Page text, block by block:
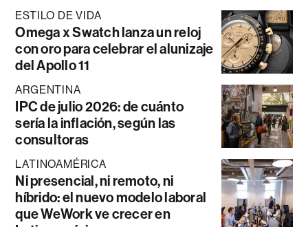
ESTILO DE VIDA
Omega x Swatch lanza un reloj
con oro para celebrar el alunizaje
del Apollo 11
ARGENTINA
IPC de julio 2026: de cuánto
sería la inflación, según las
consultoras
LATINOAMÉRICA
Ni presencial, ni remoto, ni
híbrido: el nuevo modelo laboral
que WeWork ve crecer en